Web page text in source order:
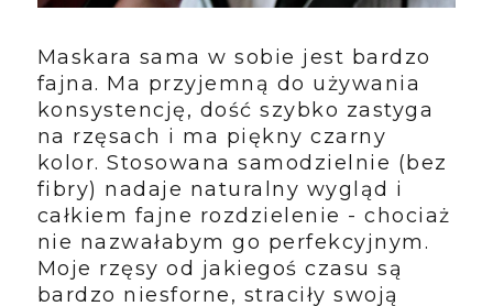
Maskara sama w sobie jest bardzo
fajna. Ma przyjemną do używania
konsystencję, dość szybko zastyga
na rzęsach i ma piękny czarny
kolor. Stosowana samodzielnie (bez
fibry) nadaje naturalny wygląd i
całkiem fajne rozdzielenie - chociaż
nie nazwałabym go perfekcyjnym.
Moje rzęsy od jakiegoś czasu są
bardzo niesforne, straciły swoją